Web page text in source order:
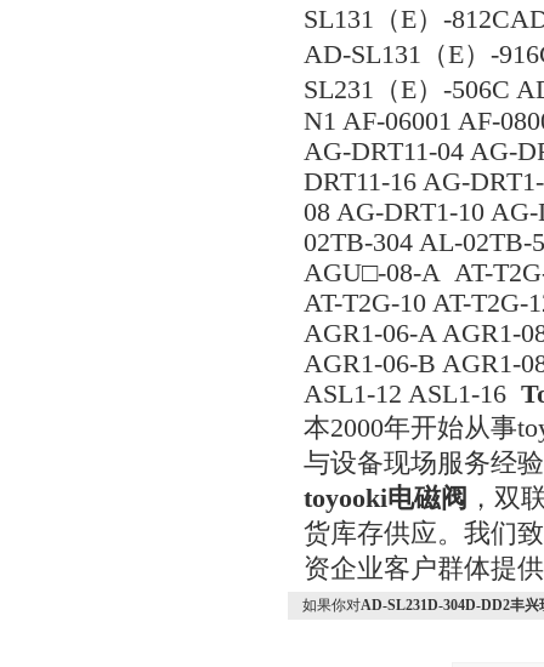
SL131（E）-
AD-SL131（E）-
SL231（E）-506C
N1 AF-06001 AF-
AG-DRT11-04 AG-
DRT11-16 AG-
08 AG-DRT1-10
02TB-304 AL-
AGU□-08-A AT-
AT-T2G-10 AT-T2G-
AGR1-06-A AGR1-
AGR1-06-B AGR1-
ASL1-12 ASL1-16
本2000年开始从事
与设备现场服务经
toyooki电磁阀 ，双
货库存供应。我们
资企业客户群体提
如果你对AD-SL231D-304D-DD2丰兴